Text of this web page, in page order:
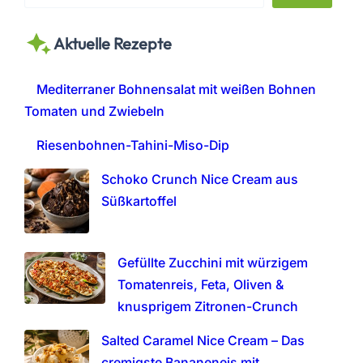
r
Aktuelle Rezepte
Mediterraner Bohnensalat mit weißen Bohnen
Tomaten und Zwiebeln
Riesenbohnen-Tahini-Miso-Dip
Schoko Crunch Nice Cream aus
Süßkartoffel
Gefüllte Zucchini mit würzigem
Tomatenreis, Feta, Oliven &
knusprigem Zitronen-Crunch
Salted Caramel Nice Cream – Das